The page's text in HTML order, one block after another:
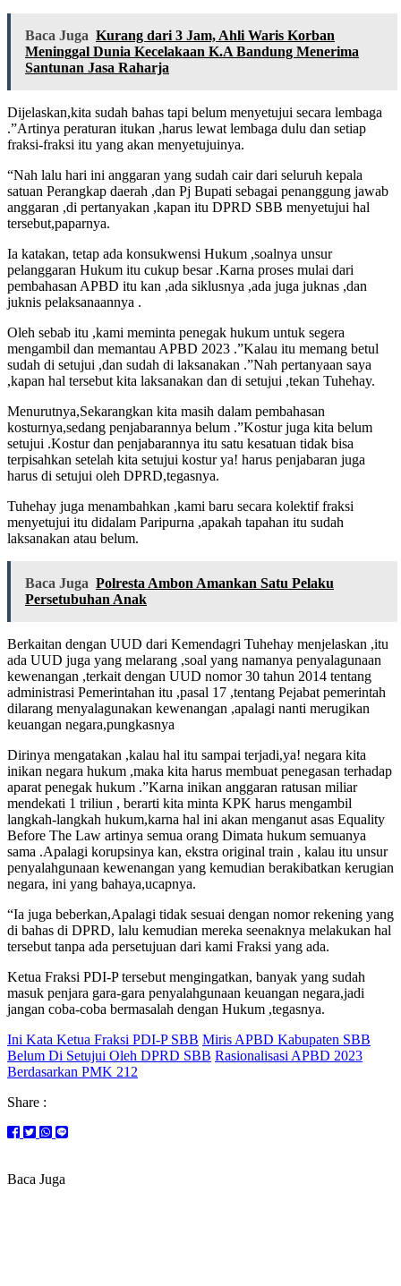
Baca Juga Kurang dari 3 Jam, Ahli Waris Korban
Meninggal Dunia Kecelakaan K.A Bandung Menerima
Santunan Jasa Raharja
Dijelaskan,kita sudah bahas tapi belum menyetujui secara lembaga
.”Artinya peraturan itukan ,harus lewat lembaga dulu dan setiap
fraksi-fraksi itu yang akan menyetujuinya.
“Nah lalu hari ini anggaran yang sudah cair dari seluruh kepala
satuan Perangkap daerah ,dan Pj Bupati sebagai penanggung jawab
anggaran ,di pertanyakan ,kapan itu DPRD SBB menyetujui hal
tersebut,paparnya.
Ia katakan, tetap ada konsukwensi Hukum ,soalnya unsur
pelanggaran Hukum itu cukup besar .Karna proses mulai dari
pembahasan APBD itu kan ,ada siklusnya ,ada juga juknas ,dan
juknis pelaksanaannya .
Oleh sebab itu ,kami meminta penegak hukum untuk segera
mengambil dan memantau APBD 2023 .”Kalau itu memang betul
sudah di setujui ,dan sudah di laksanakan .”Nah pertanyaan saya
,kapan hal tersebut kita laksanakan dan di setujui ,tekan Tuhehay.
Menurutnya,Sekarangkan kita masih dalam pembahasan
kosturnya,sedang penjabarannya belum .”Kostur juga kita belum
setujui .Kostur dan penjabarannya itu satu kesatuan tidak bisa
terpisahkan setelah kita setujui kostur ya! harus penjabaran juga
harus di setujui oleh DPRD,tegasnya.
Tuhehay juga menambahkan ,kami baru secara kolektif fraksi
menyetujui itu didalam Paripurna ,apakah tapahan itu sudah
laksanakan atau belum.
Baca Juga Polresta Ambon Amankan Satu Pelaku
Persetubuhan Anak
Berkaitan dengan UUD dari Kemendagri Tuhehay menjelaskan ,itu
ada UUD juga yang melarang ,soal yang namanya penyalagunaan
kewenangan ,terkait dengan UUD nomor 30 tahun 2014 tentang
administrasi Pemerintahan itu ,pasal 17 ,tentang Pejabat pemerintah
dilarang menyalagunakan kewenangan ,apalagi nanti merugikan
keuangan negara,pungkasnya
Dirinya mengatakan ,kalau hal itu sampai terjadi,ya! negara kita
inikan negara hukum ,maka kita harus membuat penegasan terhadap
aparat penegak hukum .”Karna inikan anggaran ratusan miliar
mendekati 1 triliun , berarti kita minta KPK harus mengambil
langkah-langkah hukum,karna hal ini akan menganut asas Equality
Before The Law artinya semua orang Dimata hukum semuanya
sama .Apalagi korupsinya kan, ekstra original train , kalau itu unsur
penyalahgunaan kewenangan yang kemudian berakibatkan kerugian
negara, ini yang bahaya,ucapnya.
“Ia juga beberkan,Apalagi tidak sesuai dengan nomor rekening yang
di bahas di DPRD, lalu kemudian mereka seenaknya melakukan hal
tersebut tanpa ada persetujuan dari kami Fraksi yang ada.
Ketua Fraksi PDI-P tersebut mengingatkan, banyak yang sudah
masuk penjara gara-gara penyalahgunaan keuangan negara,jadi
jangan coba-coba bermasalah dengan Hukum ,tegasnya.
Ini Kata Ketua Fraksi PDI-P SBB Miris APBD Kabupaten SBB
Belum Di Setujui Oleh DPRD SBB Rasionalisasi APBD 2023
Berdasarkan PMK 212
Share :
Baca Juga